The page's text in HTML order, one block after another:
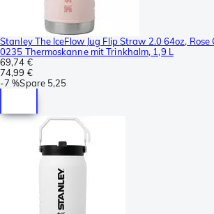
Stanley The IceFlow Jug Flip Straw 2.0 64oz,
0235 Thermoskanne mit Trinkhalm, 1,9 L
69,74 €
74,99 €
-7 %Spare 5,25